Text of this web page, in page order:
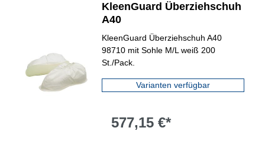
KleenGuard Überziehschuh
A40
KleenGuard Überziehschuh A40
98710 mit Sohle M/L weiß 200
St./Pack.
Varianten verfügbar
577,15 €*